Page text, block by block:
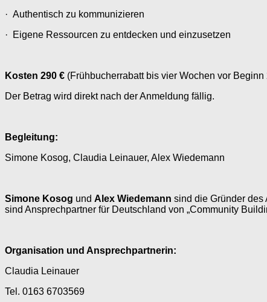
· Authentisch zu kommunizieren
· Eigene Ressourcen zu entdecken und einzusetzen
Kosten 290 € (Frühbucherrabatt bis vier Wochen vor Beginn
Der Betrag wird direkt nach der Anmeldung fällig.
Begleitung:
Simone Kosog, Claudia Leinauer, Alex Wiedemann
Simone Kosog und Alex Wiedemann sind die Gründer des
sind Ansprechpartner für Deutschland von „Community
Organisation und Ansprechpartnerin:
Claudia Leinauer
Tel. 0163 6703569